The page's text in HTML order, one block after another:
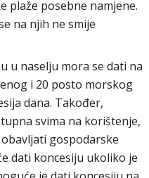
plaže posebne namjene.
na njih ne smije
u naselju mora se dati na
i 20 posto morskog
dana. Također,
svima na korištenje,
gospodarske
dati koncesiju ukoliko je